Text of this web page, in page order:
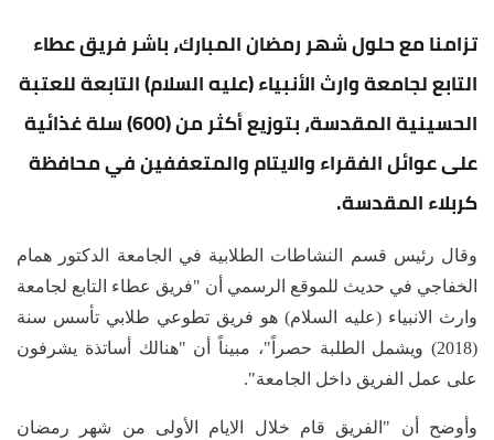
تزامنا مع حلول شهر رمضان المبارك، باشر فريق عطاء
التابع لجامعة وارث الأنبياء (عليه السلام) التابعة للعتبة
الحسينية المقدسة، بتوزيع أكثر من (600) سلة غذائية
على عوائل الفقراء والايتام والمتعففين في محافظة
كربلاء المقدسة.
وقال رئيس قسم النشاطات الطلابية في الجامعة الدكتور همام
الخفاجي في حديث للموقع الرسمي أن "فريق عطاء التابع لجامعة
وارث الانبياء (عليه السلام) هو فريق تطوعي طلابي تأسس سنة
(2018) ويشمل الطلبة حصراً"، مبيناً أن "هنالك أساتذة يشرفون
على عمل الفريق داخل الجامعة".
وأوضح أن "الفريق قام خلال الايام الأولى من شهر رمضان